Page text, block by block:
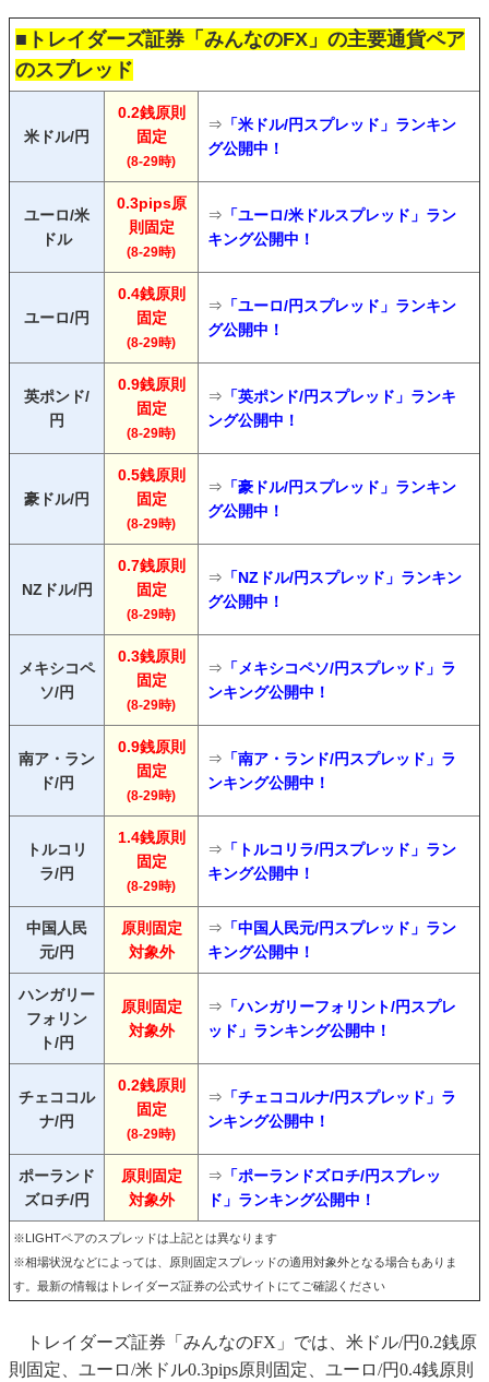
■トレイダーズ証券「みんなのFX」の主要通貨ペア
のスプレッド
米ドル/円
0.2銭原則
固定
(8-29時)
⇒ 「米ドル/円スプレッド」ランキン
グ公開中！
ユーロ/米
ドル
0.3pips原
則固定
(8-29時)
⇒ 「ユーロ/米ドルスプレッド」ラン
キング公開中！
ユーロ/円
0.4銭原則
固定
(8-29時)
⇒ 「ユーロ/円スプレッド」ランキン
グ公開中！
英ポンド/
円
0.9銭原則
固定
(8-29時)
⇒ 「英ポンド/円スプレッド」ランキ
ング公開中！
豪ドル/円
0.5銭原則
固定
(8-29時)
⇒ 「豪ドル/円スプレッド」ランキン
グ公開中！
NZドル/円
0.7銭原則
固定
(8-29時)
⇒ 「NZドル/円スプレッド」ランキン
グ公開中！
メキシコペ
ソ/円
0.3銭原則
固定
(8-29時)
⇒ 「メキシコペソ/円スプレッド」ラ
ンキング公開中！
南ア・ラン
ド/円
0.9銭原則
固定
(8-29時)
⇒ 「南ア・ランド/円スプレッド」ラ
ンキング公開中！
トルコリ
ラ/円
1.4銭原則
固定
(8-29時)
⇒ 「トルコリラ/円スプレッド」ラン
キング公開中！
中国人民
元/円
原則固定
対象外
⇒ 「中国人民元/円スプレッド」ラン
キング公開中！
ハンガリー
フォリン
ト/円
原則固定
対象外
⇒ 「ハンガリーフォリント/円スプレ
ッド」ランキング公開中！
チェココル
ナ/円
0.2銭原則
固定
(8-29時)
⇒ 「チェココルナ/円スプレッド」ラ
ンキング公開中！
ポーランド
ズロチ/円
原則固定
対象外
⇒ 「ポーランドズロチ/円スプレッ
ド」ランキング公開中！
※LIGHTペアのスプレッドは上記とは異なります
※相場状況などによっては、原則固定スプレッドの適用対象外となる場合もありま
す。最新の情報はトレイダーズ証券の公式サイトにてご確認ください
トレイダーズ証券「みんなのFX」では、米ドル/円0.2銭原
則固定、ユーロ/米ドル0.3pips原則固定、ユーロ/円0.4銭原則